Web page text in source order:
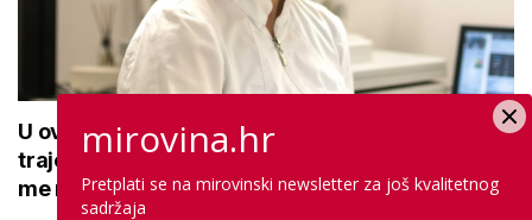
U ovoj optici rade najdetaljniji pregled vida,
traje sat vremena: Bila sam na njemu, evo što
me naučio
mirovina.hr
Pretplati se na mirovinski newsletter za još kvalitetnog
sadržaja